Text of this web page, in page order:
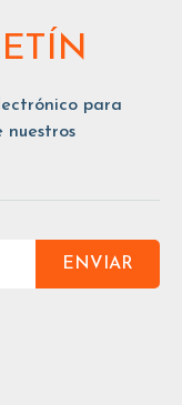
para
nuestros
ENVIAR